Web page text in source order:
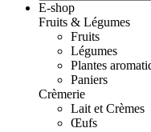
E-shop
Fruits & Légumes
Fruits
Légumes
Plantes
Paniers
Crèmerie
Lait et Crèmes
Œufs